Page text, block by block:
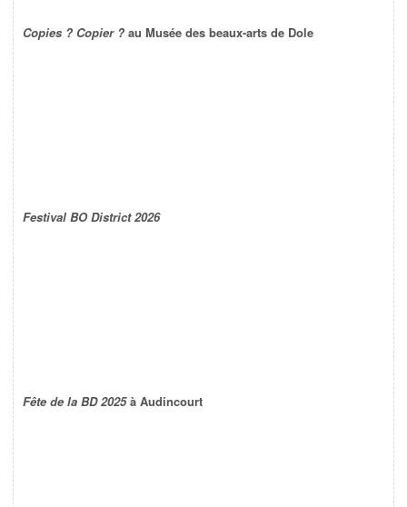
Copies ? Copier ? au Musée des beaux-arts de Dole
Festival BO District 2026
Fête de la BD 2025à Audincourt